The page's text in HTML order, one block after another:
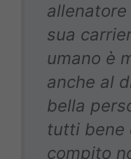
sua
umano è
anche al
bella
tutti bene
compito